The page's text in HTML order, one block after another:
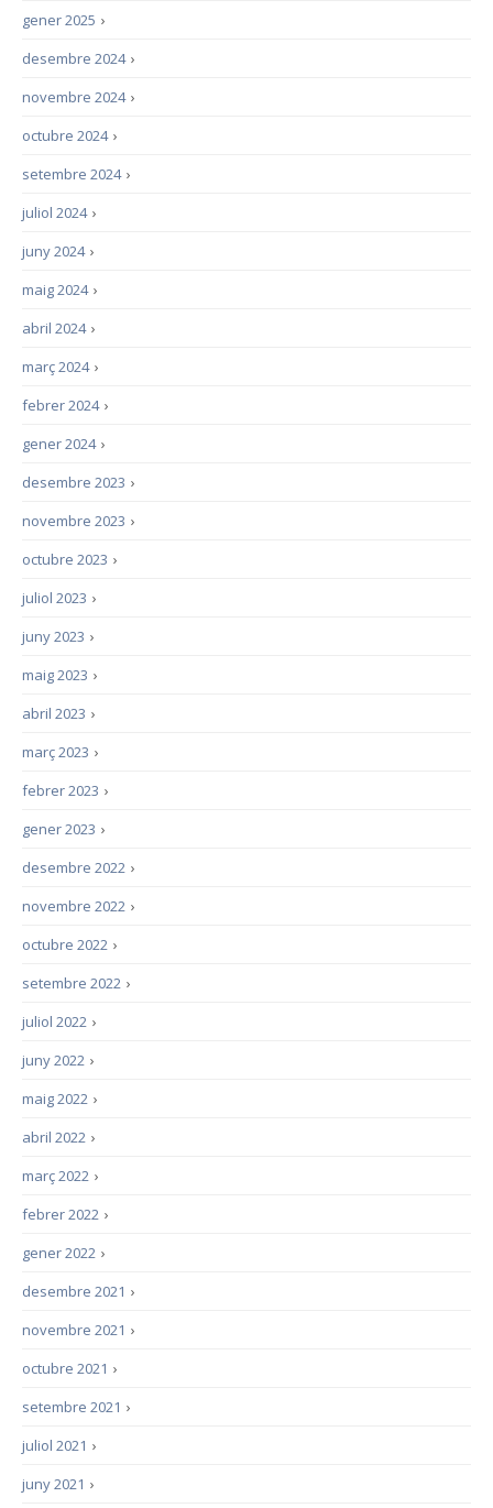
›
gener 2025
›
desembre 2024
›
novembre 2024
›
octubre 2024
›
setembre 2024
›
juliol 2024
›
juny 2024
›
maig 2024
›
abril 2024
›
març 2024
›
febrer 2024
›
gener 2024
›
desembre 2023
›
novembre 2023
›
octubre 2023
›
juliol 2023
›
juny 2023
›
maig 2023
›
abril 2023
›
març 2023
›
febrer 2023
›
gener 2023
›
desembre 2022
›
novembre 2022
›
octubre 2022
›
setembre 2022
›
juliol 2022
›
juny 2022
›
maig 2022
›
abril 2022
›
març 2022
›
febrer 2022
›
gener 2022
›
desembre 2021
›
novembre 2021
›
octubre 2021
›
setembre 2021
›
juliol 2021
›
juny 2021